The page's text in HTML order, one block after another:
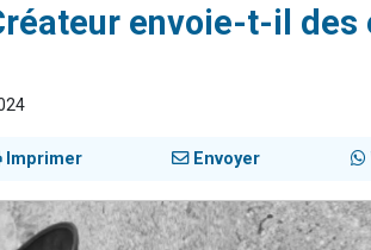
envoie-t-il des
Imprimer Envoyer